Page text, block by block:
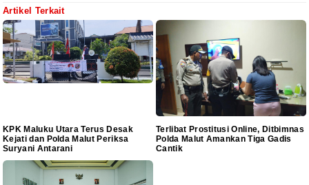
Artikel Terkait
KPK Maluku Utara Terus Desak
Kejati dan Polda Malut Periksa
Suryani Antarani
Terlibat Prostitusi Online, Ditbimnas
Polda Malut Amankan Tiga Gadis
Cantik